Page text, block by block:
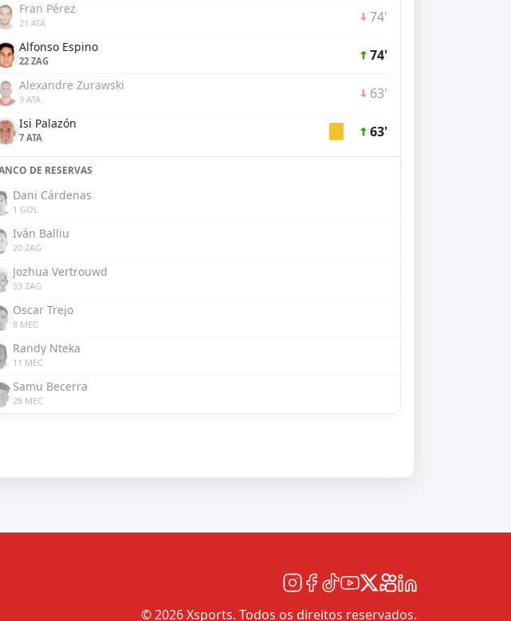
Fran Pérez
21 ATA 74'
Alfonso Espino
22 ZAG 74'
Alexandre Zurawski
9 ATA 63'
Isi Palazón
7 ATA 63'
DE RESERVAS
Dani Cárdenas
1 GOL
Iván Balliu
20 ZAG
Jozhua Vertrouwd
33 ZAG
Oscar Trejo
8 MEC
Randy Nteka
11 MEC
Samu Becerra
28 MEC
© 2026 Xsports. Todos os direitos reservados.